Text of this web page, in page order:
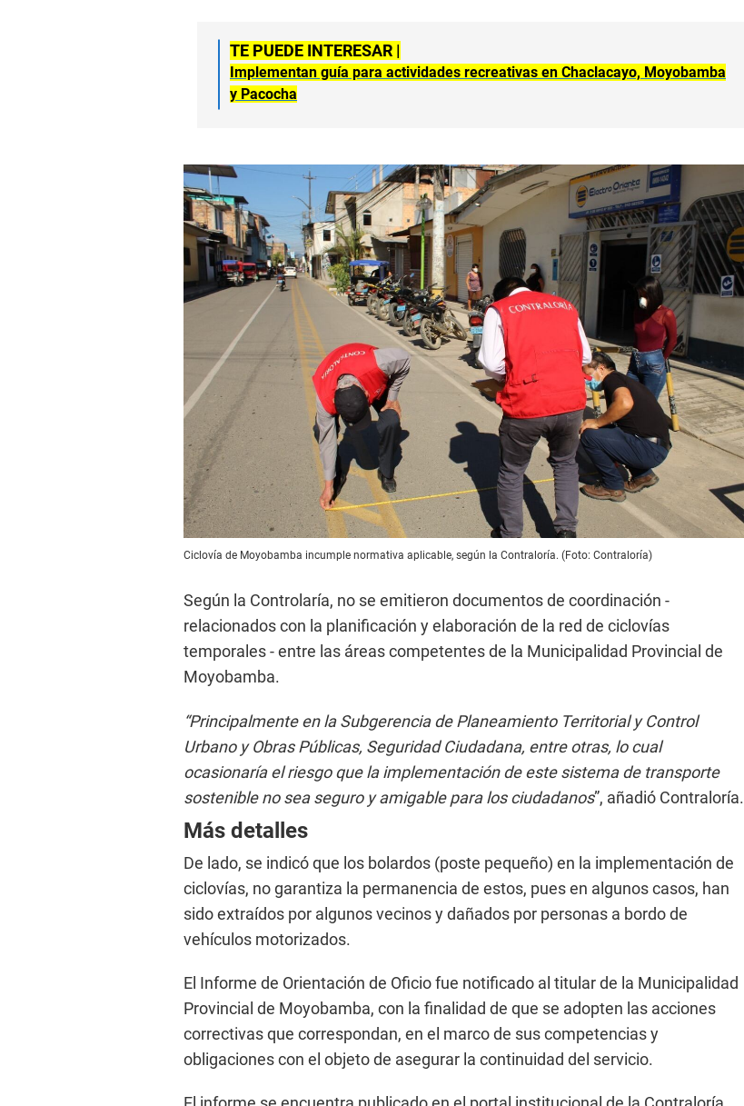
TE PUEDE INTERESAR |
Implementan guía para actividades recreativas en Chaclacayo, Moyobamba
y Pacocha
Ciclovía de Moyobamba incumple normativa aplicable, según la Contraloría. (Foto: Contraloría)
Según la Controlaría, no se emitieron documentos de coordinación -
relacionados con la planificación y elaboración de la red de ciclovías
temporales - entre las áreas competentes de la Municipalidad Provincial de
Moyobamba.
“Principalmente en la Subgerencia de Planeamiento Territorial y Control
Urbano y Obras Públicas, Seguridad Ciudadana, entre otras, lo cual
ocasionaría el riesgo que la implementación de este sistema de transporte
sostenible no sea seguro y amigable para los ciudadanos”, añadió Contraloría.
Más detalles
De lado, se indicó que los bolardos (poste pequeño) en la implementación de
ciclovías, no garantiza la permanencia de estos, pues en algunos casos, han
sido extraídos por algunos vecinos y dañados por personas a bordo de
vehículos motorizados.
El Informe de Orientación de Oficio fue notificado al titular de la Municipalidad
Provincial de Moyobamba, con la finalidad de que se adopten las acciones
correctivas que correspondan, en el marco de sus competencias y
obligaciones con el objeto de asegurar la continuidad del servicio.